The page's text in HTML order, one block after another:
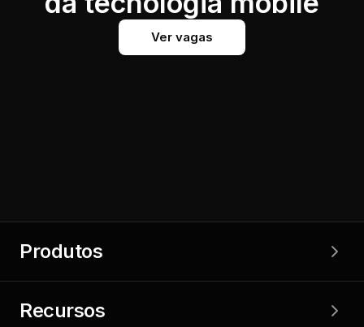
Ver vagas
Produtos
Recursos